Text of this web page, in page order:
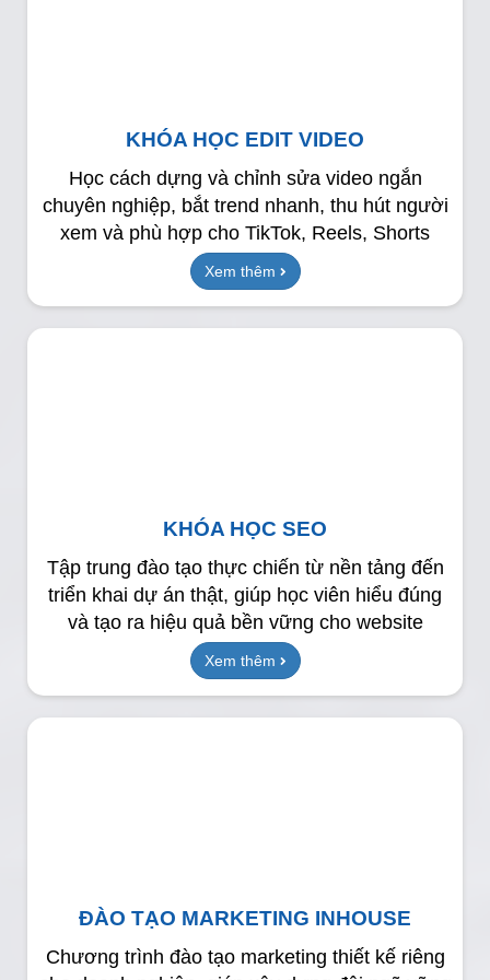
KHÓA HỌC EDIT VIDEO
Học cách dựng và chỉnh sửa video ngắn
chuyên nghiệp, bắt trend nhanh, thu hút người
xem và phù hợp cho TikTok, Reels, Shorts
Xem thêm
KHÓA HỌC SEO
Tập trung đào tạo thực chiến từ nền tảng đến
triển khai dự án thật, giúp học viên hiểu đúng
và tạo ra hiệu quả bền vững cho website
Xem thêm
ĐÀO TẠO MARKETING INHOUSE
Chương trình đào tạo marketing thiết kế riêng